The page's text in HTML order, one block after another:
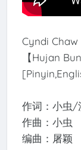
Cyndi
【Hujan
作词：小虫/
作曲：小虫
编曲：屠颖